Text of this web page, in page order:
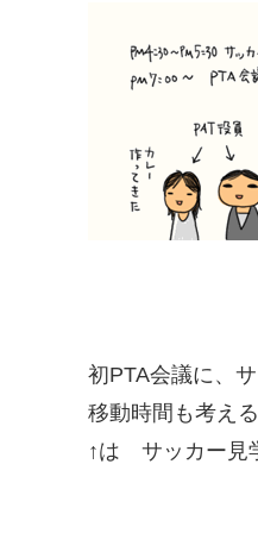
初PTA会議に、
移動時間も考え
↑は サッカー見